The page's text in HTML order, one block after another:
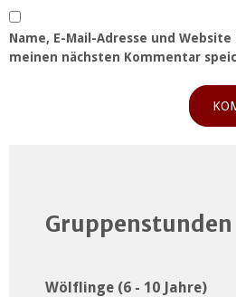
Name, E-Mail-Adresse und
meinen nächsten Kommentar
Gruppenstunden
Wölflinge (6 - 10 Jahre)